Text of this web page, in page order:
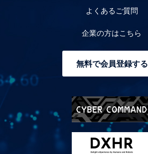
よくあるご質問
企業の方はこちら
無料で会員登録する